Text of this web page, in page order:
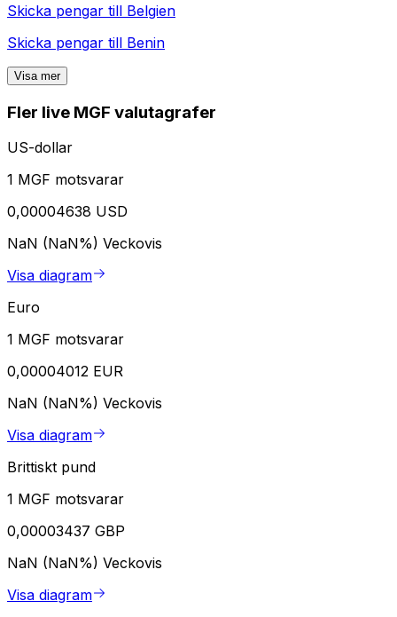
Skicka pengar till Belgien
Skicka pengar till Benin
Visa mer
Fler live MGF valutagrafer
US-dollar
1 MGF motsvarar
0,00004638 USD
NaN (NaN%) Veckovis
Visa diagram
Euro
1 MGF motsvarar
0,00004012 EUR
NaN (NaN%) Veckovis
Visa diagram
Brittiskt pund
1 MGF motsvarar
0,00003437 GBP
NaN (NaN%) Veckovis
Visa diagram